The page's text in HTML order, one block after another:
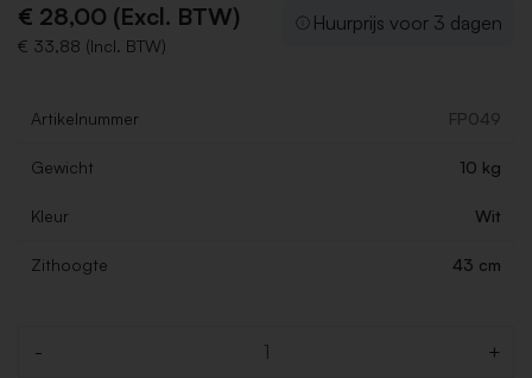
€ 28,00 (Excl. BTW)
€ 33,88 (Incl. BTW)
Huurprijs voor 3 dagen
Artikelnummer FP049
Gewicht 10 kg
Kleur Wit
Zithoogte 43 cm
- +